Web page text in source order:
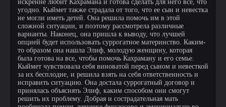
искренне любит Кахрамана и готова сделать для него все, что
угодно. Кыймет также страдала от того, что ее сын и невестка
не могли иметь детей. Она решила помочь им в этой
сложной ситуации, и поэтому рассмотрела различные
варианты. Наконец, она пришла к выводу, что лучшей
опцией будет использовать суррогатное материнство. Каким-
то образом она нашла Элиф, молодую женщину, которая
была готова на все, чтобы помочь Кахраману и его семье.
Кыймет чувствовала себя виноватой перед сыном и невесткой
за их бесплодие, и решила взять на себя ответственность и
исправить ситуацию. Она достала суррогатный договор и
принялась объяснять Элиф, каким способом они смогут
решить их проблему. Добрая и сострадательная мать